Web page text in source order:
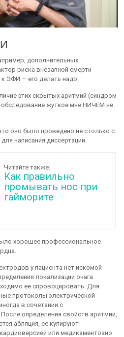
дополнительных
риска внезапной смерти
к ЭФИ — его делать надо.
этих скрытых аритмий (синдром
обследование жуткое мне НИЧЕМ не
оно было проведено не столько с
написания диссертации.
Читайте также:
Как правильно
промывать нос при
гайморите
хорошее профессиональное
у пациента нет искомой
локализации очага
ее спровоцировать. Для
протоколы электрической
в сочетании с
определения свойств аритмии,
абляция, ее купируют
или медикаментозно.